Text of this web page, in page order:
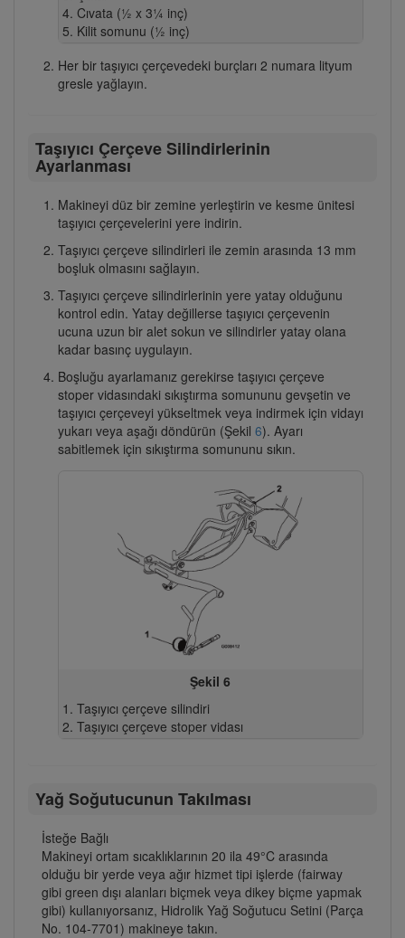
Cıvata (½ x 3¼ inç)
Kilit somunu (½ inç)
Her bir taşıyıcı çerçevedeki burçları 2 numara lityum
gresle yağlayın.
Taşıyıcı Çerçeve Silindirlerinin
Ayarlanması
Makineyi düz bir zemine yerleştirin ve kesme ünitesi
taşıyıcı çerçevelerini yere indirin.
Taşıyıcı çerçeve silindirleri ile zemin arasında 13 mm
boşluk olmasını sağlayın.
Taşıyıcı çerçeve silindirlerinin yere yatay olduğunu
kontrol edin. Yatay değillerse taşıyıcı çerçevenin
ucuna uzun bir alet sokun ve silindirler yatay olana
kadar basınç uygulayın.
Boşluğu ayarlamanız gerekirse taşıyıcı çerçeve
stoper vidasındaki sıkıştırma somununu gevşetin ve
taşıyıcı çerçeveyi yükseltmek veya indirmek için vidayı
yukarı veya aşağı döndürün (Şekil 6). Ayarı
sabitlemek için sıkıştırma somununu sıkın.
Şekil 6
Taşıyıcı çerçeve silindiri
Taşıyıcı çerçeve stoper vidası
Yağ Soğutucunun Takılması
İsteğe Bağlı
Makineyi ortam sıcaklıklarının 20 ila 49°C arasında
olduğu bir yerde veya ağır hizmet tipi işlerde (fairway
gibi green dışı alanları biçmek veya dikey biçme yapmak
gibi) kullanıyorsanız, Hidrolik Yağ Soğutucu Setini (Parça
No. 104-7701) makineye takın.